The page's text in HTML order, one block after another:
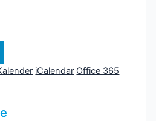
iCalendar Office 365